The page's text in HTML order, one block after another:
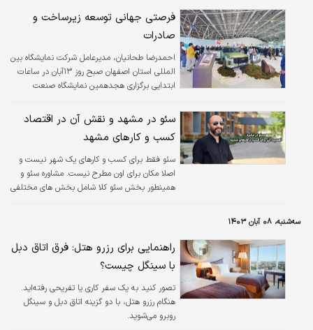
فرصتی جهانی توسعه زیرساخت و
صادرات
احمدرضا طحانیان، مدیرعامل شرکت نمایشگاه بین
المللی استان اصفهان صبح روز ۱۳آبان در ساعات
ابتدایی برگزاری هجدهمین نمایشگاه صنعت
که در کنار نمایشگاه‌های خودرو تهران و مشهد،
یکی از سه نمایشگاه بزرگ خودرویی ایران محسوب
می‌شود، خودروسازان خصوصی و سپس شرکت‌های
واردکننده، حضور پر رنگ‌تری نسبت به خودروسازان
دولتی دارند.
سئو در مشهد و نقش آن در اقتصاد
کسب و کارهای مشهد
سئو فقط برای کسب و کارهای یک شهر نیست و
اصلا مکان برای اون مطرح نیست. مشاوره سئو و
همینطور بخش سئو کلا شامل بخش های مختلفی
سه‌شنبه، ۰۸ آبان ۱۴۰۳
راهنمایی برای رزرو هتل: فرق اتاق دبل
با سینگل چیست؟
تصور کنید به یک سفر کاری یا تفریحی رفته‌اید.
هنگام رزرو هتل، با دو گزینه اتاق دبل و سینگل
روبرو می‌شوید.